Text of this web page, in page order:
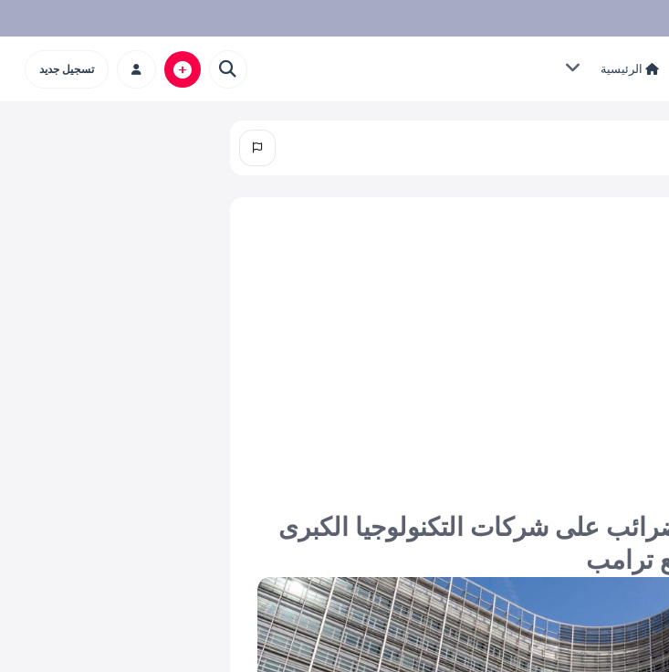
الرئيسية تسجيل جديد
على شركات التكنولوجيا الكبرى
ترامب